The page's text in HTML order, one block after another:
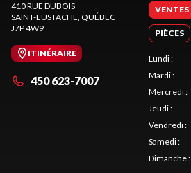
410 RUE DUBOIS
SAINT-EUSTACHE, QUÉBEC
J7P 4W9
ITINÉRAIRE
450 623-7007
VENTES
PIÈCES
Lundi:
Mardi:
Mercredi:
Jeudi:
Vendredi:
Samedi:
Dimanche: